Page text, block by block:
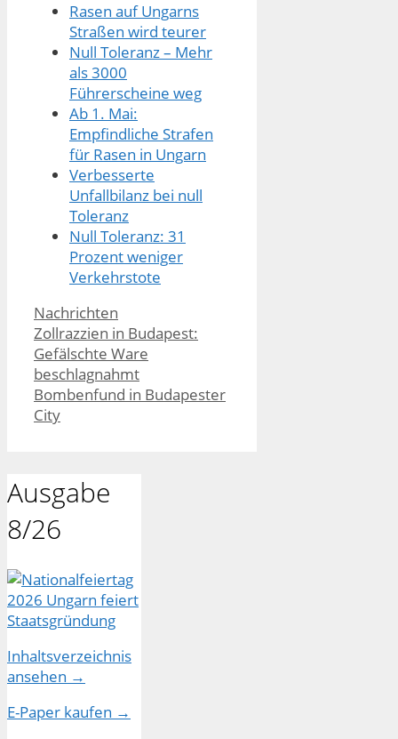
Rasen auf Ungarns
Straßen wird teurer
Null Toleranz – Mehr
als 3000
Führerscheine weg
Ab 1. Mai:
Empfindliche Strafen
für Rasen in Ungarn
Verbesserte
Unfallbilanz bei null
Toleranz
Null Toleranz: 31
Prozent weniger
Verkehrstote
Kategorien
Nachrichten
Zollrazzien in Budapest:
Gefälschte Ware
beschlagnahmt
Bombenfund in Budapester
City
Ausgabe
8/26
Inhaltsverzeichnis
ansehen →
E-Paper kaufen →